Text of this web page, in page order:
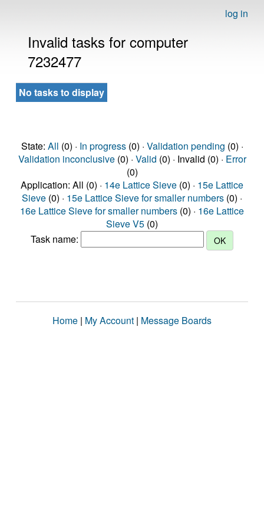
log in
Invalid tasks for computer
7232477
No tasks to display
State: All (0) · In progress(0) · Validation pending (0) ·
Validation inconclusive(0) · Valid (0) · Invalid (0) · Error
(0)
Application: All (0) · 14e Lattice Sieve (0) · 15e Lattice
Sieve (0) · 15e Lattice Sieve for smaller numbers (0) ·
16e Lattice Sieve for smaller numbers (0) · 16e Lattice
Sieve V5 (0)
Task name:
Home | My Account | Message Boards